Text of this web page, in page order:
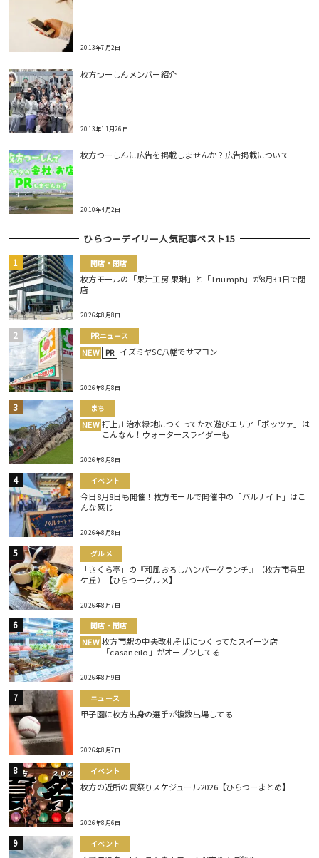
2013年7月2日
枚方つーしんメンバー紹介
2013年11月26日
枚方つーしんに広告を掲載しませんか？広告掲載について
2010年4月2日
ひらつーデイリー人気記事ベスト15
開店・閉店
枚方モールの「果汁工房 果琳」と「Triumph」が8月31日で閉
店
2026年8月8日
PRニュース
NEW PR イズミヤSC八幡でサマコン
2026年8月8日
まち
NEW 打上川治水緑地につくってた水遊びエリア「ポッツァ」は
こんなん！ウォータースライダーも
2026年8月8日
イベント
今日8月8日も開催！枚方モールで開催中の「バルナイト」はこ
んな感じ
2026年8月8日
グルメ
「さくら亭」の『和風おろしハンバーグランチ』（枚方市香里
ケ丘）【ひらつーグルメ】
2026年8月7日
開店・閉店
NEW 枚方市駅の中央改札そばにつくってたスイーツ店
「casaneilo」がオープンしてる
2026年8月9日
ニュース
甲子園に枚方出身の選手が複数出場してる
2026年8月7日
イベント
枚方の近所の夏祭りスケジュール2026【ひらつーまとめ】
2026年8月6日
イベント